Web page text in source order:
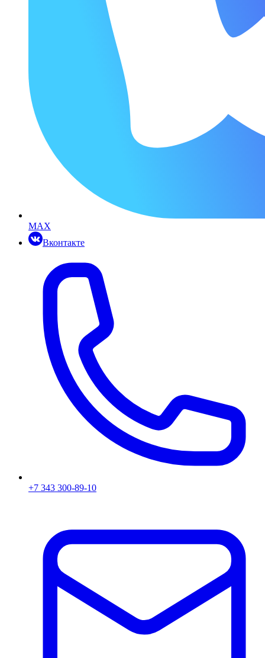
MAX
Вконтакте
+7 343 300-89-10